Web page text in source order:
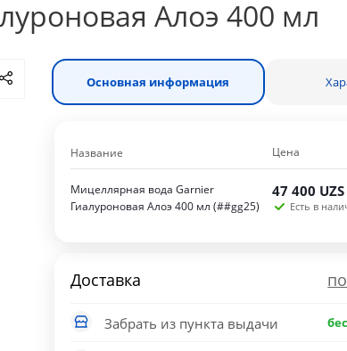
Алоэ 400 мл
Основная информация
Название Цена
Мицеллярная вода Garnier
Гиалуроновая Алоэ 400 мл (##gg25)
47 400 UZS
Есть в
Доставка
Забрать из пункта выдачи